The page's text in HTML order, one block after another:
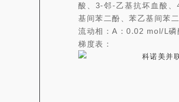
酸、3-邻-乙基抗坏血酸
基间苯二酚、苯乙基间苯
流动相：A：0.02 mol/L
梯度表：